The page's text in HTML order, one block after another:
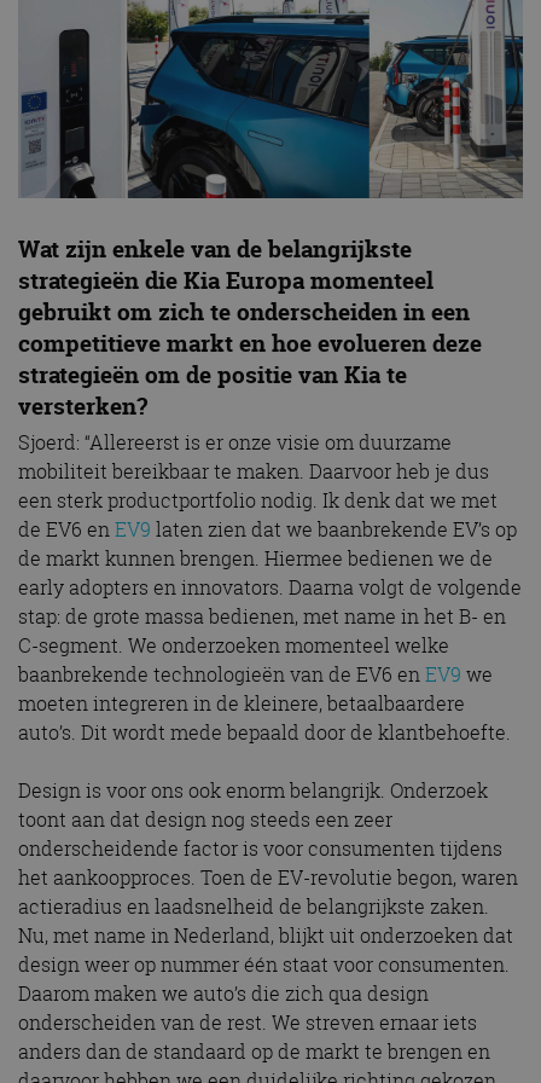
Wat zijn enkele van de belangrijkste
strategieën die Kia Europa momenteel
gebruikt om zich te onderscheiden in een
competitieve markt en hoe evolueren deze
strategieën om de positie van Kia te
versterken?
Sjoerd: “Allereerst is er onze visie om duurzame
mobiliteit bereikbaar te maken. Daarvoor heb je dus
een sterk productportfolio nodig. Ik denk dat we met
de EV6 enEV9 laten zien dat we baanbrekende EV’s op
de markt kunnen brengen. Hiermee bedienen we de
early adopters en innovators. Daarna volgt de volgende
stap: de grote massa bedienen, met name in het B- en
C-segment. We onderzoeken momenteel welke
baanbrekende technologieën van de EV6 enEV9 we
moeten integreren in de kleinere, betaalbaardere
auto’s. Dit wordt mede bepaald door de klantbehoefte.
Design is voor ons ook enorm belangrijk. Onderzoek
toont aan dat design nog steeds een zeer
onderscheidende factor is voor consumenten tijdens
het aankoopproces. Toen de EV-revolutie begon, waren
actieradius en laadsnelheid de belangrijkste zaken.
Nu, met name in Nederland, blijkt uit onderzoeken dat
design weer op nummer één staat voor consumenten.
Daarom maken we auto’s die zich qua design
onderscheiden van de rest. We streven ernaar iets
anders dan de standaard op de markt te brengen en